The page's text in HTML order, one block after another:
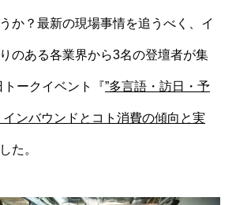
か？最新の現場事情を追うべく、イ
のある各業界から3名の登壇者が集
ークイベント『”多言語・訪日・予
インバウンドとコト消費の傾向と実
た。